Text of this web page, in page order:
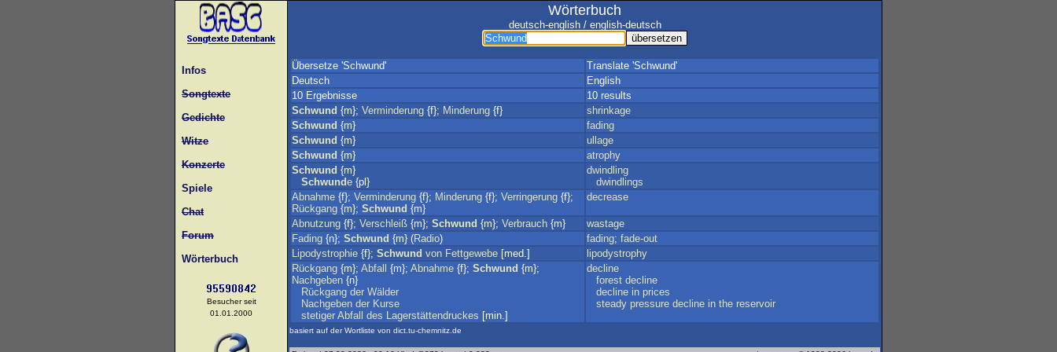
Infos
Songtexte
Gedichte
Witze
Konzerte
Spiele
Chat
Forum
Wörterbuch
Besucher seit
01.01.2000
Wörterbuch
deutsch-english / english-deutsch
Übersetze 'Schwund'
Translate 'Schwund'
Deutsch
English
10 Ergebnisse
10 results
Schwund {m}; Verminderung {f}; Minderung {f}
shrinkage
Schwund {m}
fading
Schwund {m}
ullage
Schwund {m}
atrophy
Schwund {m}
Schwunde {pl}
dwindling
dwindlings
Abnahme {f}; Verminderung {f}; Minderung {f}; Verringerung {f};
Rückgang {m}; Schwund {m}
decrease
Abnutzung {f}; Verschleiß {m}; Schwund {m}; Verbrauch {m}
wastage
Fading {n}; Schwund {m} (Radio) fading; fade-out
Lipodystrophie {f}; Schwund von Fettgewebe [med.]
lipodystrophy
Rückgang {m}; Abfall {m}; Abnahme {f}; Schwund {m};
Nachgeben {n}
Rückgang der Wälder
Nachgeben der Kurse
stetiger Abfall des Lagerstättendruckes [min.]
decline
forest decline
decline in prices
steady pressure decline in the reservoir
basiert auf der Wortliste von dict.tu-chemnitz.de